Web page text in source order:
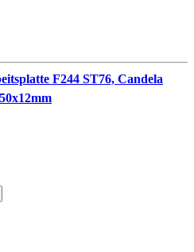
F244 ST76, Candela